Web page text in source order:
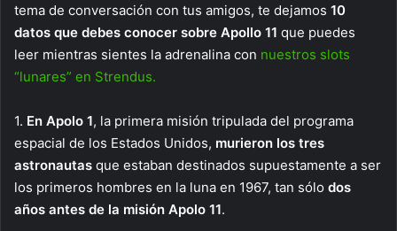
tema de conversación con tus amigos, te dejamos 10
datos que debes conocer sobre Apollo 11 que puedes
leer mientras sientes la adrenalina con nuestros slots
“lunares” en Strendus.
1. En Apolo 1, la primera misión tripulada del programa
espacial de los Estados Unidos, murieron los tres
astronautas que estaban destinados supuestamente a ser
los primeros hombres en la luna en 1967, tan sólo dos
años antes de la misión Apolo 11.